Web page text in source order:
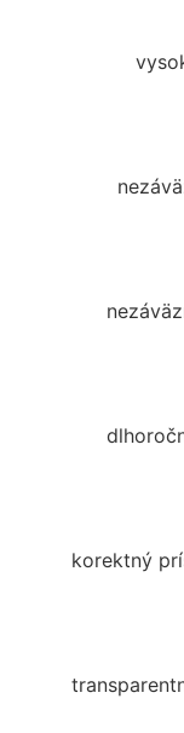
korektný